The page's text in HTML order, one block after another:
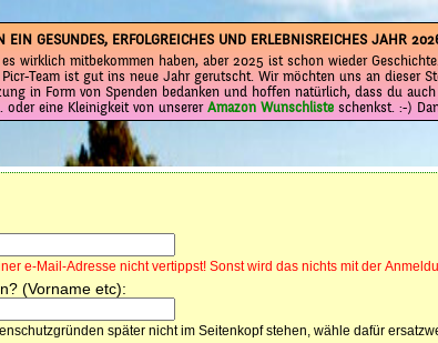
EIN GESUNDES, ERFOLGREICHES UND ERLEBNISREICHES JAHR
wirklich mitbekommen haben, aber 2025 ist schon wieder
Team ist gut ins neue Jahr gerutscht. Wir möchten uns an dieser
in Form von Spenden bedanken und hoffen natürlich, dass du
oder eine Kleinigkeit von unsererAmazon Wunschlisteschenkst. :-)
e-Mail-Adresse nicht vertippst! Sonst wird das nichts mit der
(Vorname etc):
später nicht im Seitenkopf stehen, wähle dafür